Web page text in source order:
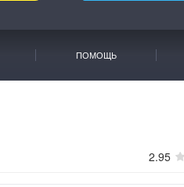
ПОМОЩЬ
2.95